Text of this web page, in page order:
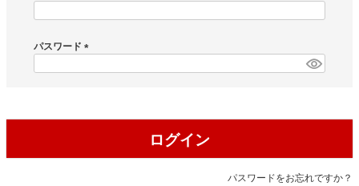
)
パスワード
ログイン
パスワードをお忘れですか？